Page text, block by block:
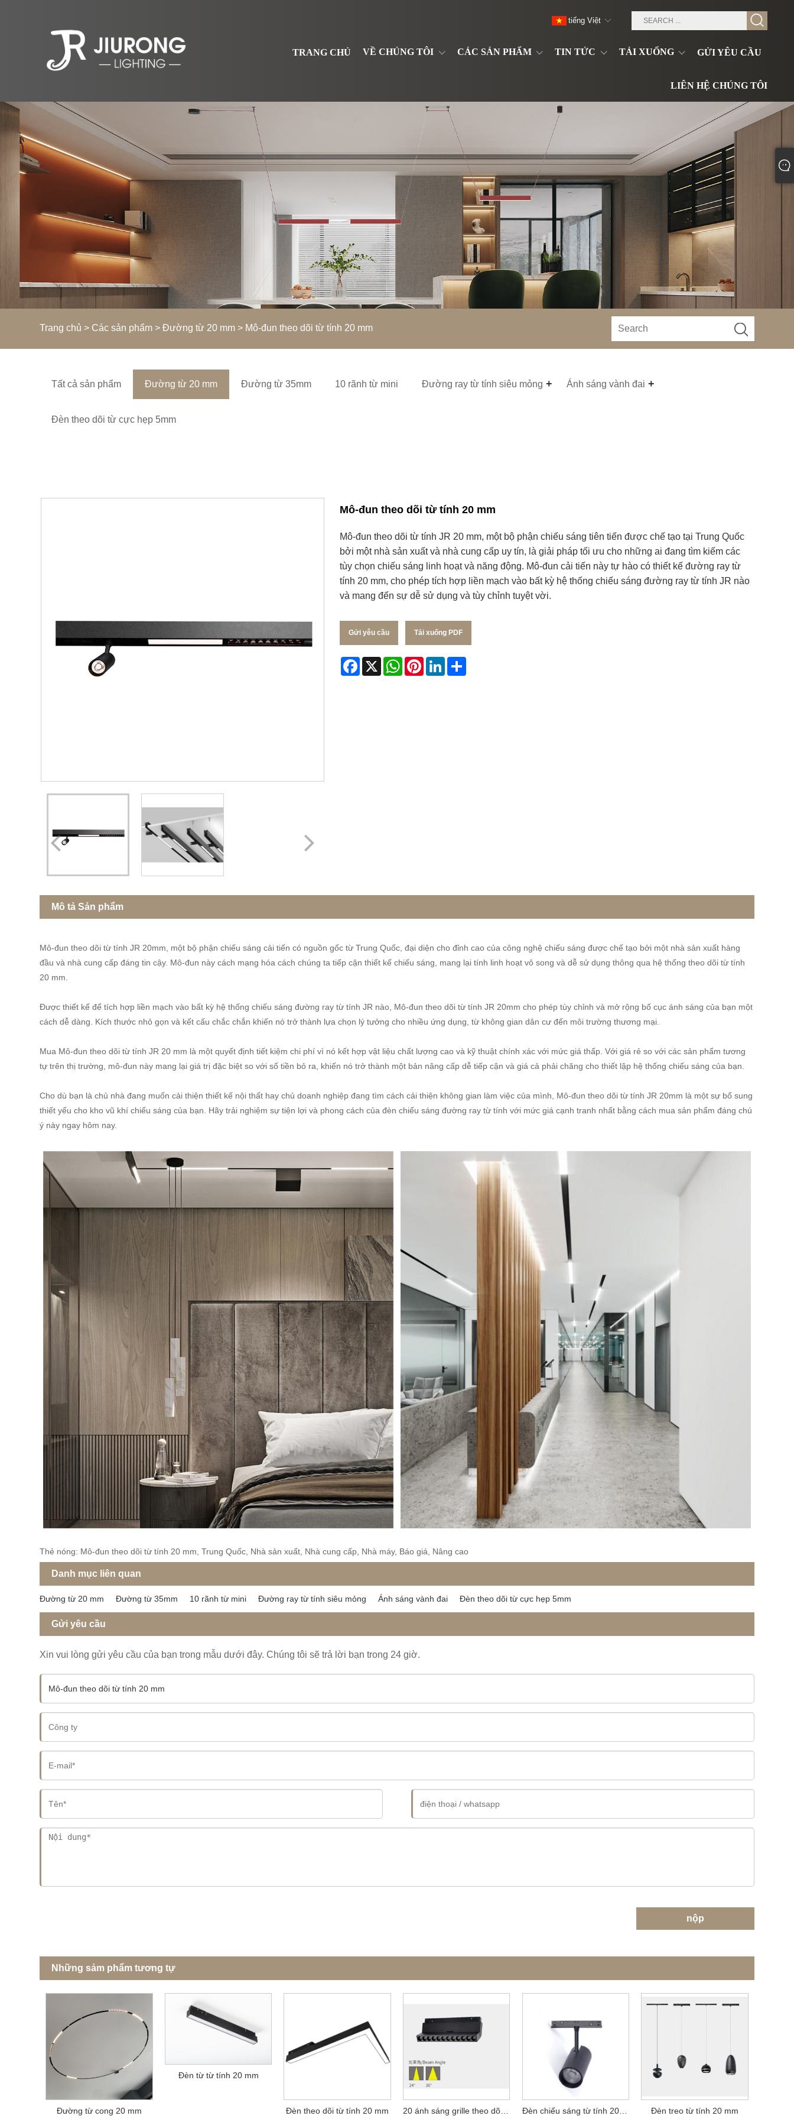
TRANG CHỦ VỀ CHÚNG TÔI CÁC SẢN PHẨM TIN TỨC TẢI XUỐNG GỬI YÊU CẦU
LIÊN HỆ CHÚNG TÔI
tiếng Việt
Trang chủ > Các sản phẩm >Đường từ 20 mm > Mô-đun theo dõi từ tính 20 mm
Tất cả sản phẩm Đường từ 20 mm Đường từ 35mm 10 rãnh từ mini Đường ray từ tính siêu mỏng Ánh sáng vành đai
Đèn theo dõi từ cực hẹp 5mm
Mô-đun theo dõi từ tính 20 mm
Mô-đun theo dõi từ tính JR 20 mm, một bộ phận chiếu sáng tiên tiến được chế tạo tại Trung Quốc
bởi một nhà sản xuất và nhà cung cấp uy tín, là giải pháp tối ưu cho những ai đang tìm kiếm các
tùy chọn chiếu sáng linh hoạt và năng động. Mô-đun cải tiến này tự hào có thiết kế đường ray từ
tính 20 mm, cho phép tích hợp liền mạch vào bất kỳ hệ thống chiếu sáng đường ray từ tính JR nào
và mang đến sự dễ sử dụng và tùy chỉnh tuyệt vời.
Gửi yêu cầu Tải xuống PDF
Facebook
X WhatsApp
PinterestLinkedIn
Mô tả Sản phẩm
Mô-đun theo dõi từ tính JR 20mm, một bộ phận chiếu sáng cải tiến có nguồn gốc từ Trung Quốc, đại diện cho đỉnh cao của công nghệ chiếu sáng được chế tạo bởi một nhà sản xuất hàng
đầu và nhà cung cấp đáng tin cậy. Mô-đun này cách mạng hóa cách chúng ta tiếp cận thiết kế chiếu sáng, mang lại tính linh hoạt vô song và dễ sử dụng thông qua hệ thống theo dõi từ tính
20 mm.
Được thiết kế để tích hợp liền mạch vào bất kỳ hệ thống chiếu sáng đường ray từ tính JR nào, Mô-đun theo dõi từ tính JR 20mm cho phép tùy chỉnh và mở rộng bố cục ánh sáng của bạn một
cách dễ dàng. Kích thước nhỏ gọn và kết cấu chắc chắn khiến nó trở thành lựa chọn lý tưởng cho nhiều ứng dụng, từ không gian dân cư đến môi trường thương mại.
Mua Mô-đun theo dõi từ tính JR 20 mm là một quyết định tiết kiệm chi phí vì nó kết hợp vật liệu chất lượng cao và kỹ thuật chính xác với mức giá thấp. Với giá rẻ so với các sản phẩm tương
tự trên thị trường, mô-đun này mang lại giá trị đặc biệt so với số tiền bỏ ra, khiến nó trở thành một bản nâng cấp dễ tiếp cận và giá cả phải chăng cho thiết lập hệ thống chiếu sáng của bạn.
Cho dù bạn là chủ nhà đang muốn cải thiện thiết kế nội thất hay chủ doanh nghiệp đang tìm cách cải thiện không gian làm việc của mình, Mô-đun theo dõi từ tính JR 20mm là một sự bổ sung
thiết yếu cho kho vũ khí chiếu sáng của bạn. Hãy trải nghiệm sự tiện lợi và phong cách của đèn chiếu sáng đường ray từ tính với mức giá cạnh tranh nhất bằng cách mua sản phẩm đáng chú
ý này ngay hôm nay.
Thẻ nóng: Mô-đun theo dõi từ tính 20 mm, Trung Quốc, Nhà sản xuất, Nhà cung cấp, Nhà máy, Báo giá, Nâng cao
Danh mục liên quan
Đường từ 20 mm Đường từ 35mm 10 rãnh từ mini Đường ray từ tính siêu mỏng Ánh sáng vành đai Đèn theo dõi từ cực hẹp 5mm
Gửi yêu cầu
Xin vui lòng gửi yêu cầu của bạn trong mẫu dưới đây. Chúng tôi sẽ trả lời bạn trong 24 giờ.
nộp
Những sảm phẩm tương tự
Đường từ cong 20 mm
Đèn từ từ tính 20 mm
Đèn theo dõi từ tính 20 mm 20 ánh sáng grille theo dõi từ tính Đèn chiếu sáng từ tính 20 mm Đèn treo từ tính 20 mm